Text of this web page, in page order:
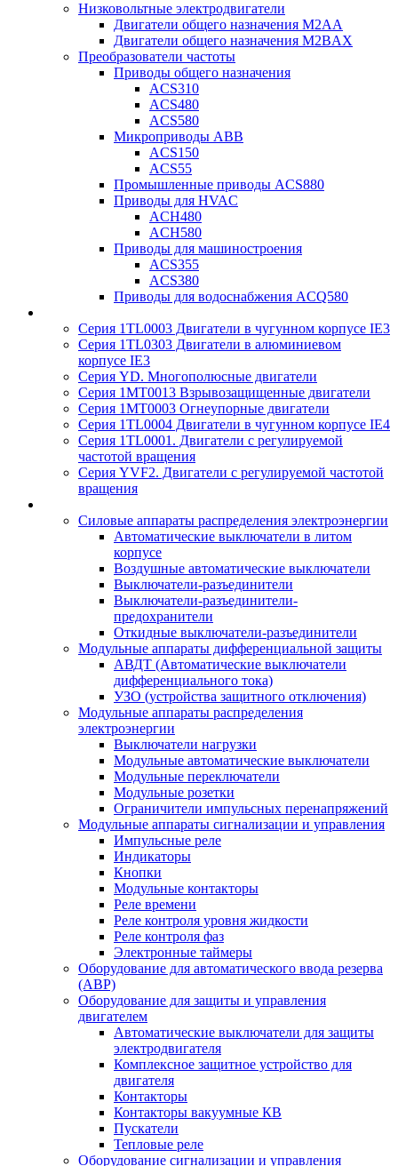
Низковольтные электродвигатели
Двигатели общего назначения M2AA
Двигатели общего назначения M2BAX
Преобразователи частоты
Приводы общего назначения
ACS310
ACS480
ACS580
Микроприводы ABB
ACS150
ACS55
Промышленные приводы ACS880
Приводы для HVAC
ACH480
ACH580
Приводы для машиностроения
ACS355
ACS380
Приводы для водоснабжения ACQ580
Серия 1TL0003 Двигатели в чугунном корпусе IE3
Серия 1TL0303 Двигатели в алюминиевом
корпусе IE3
Серия YD. Многополюсные двигатели
Серия 1MT0013 Взрывозащищенные двигатели
Серия 1MT0003 Огнеупорные двигатели
Серия 1TL0004 Двигатели в чугунном корпусе IE4
Серия 1TL0001. Двигатели с регулируемой
частотой вращения
Серия YVF2. Двигатели с регулируемой частотой
вращения
Силовые аппараты распределения электроэнергии
Автоматические выключатели в литом
корпусе
Воздушные автоматические выключатели
Выключатели-разъединители
Выключатели-разъединители-
предохранители
Откидные выключатели-разъединители
Модульные аппараты дифференциальной защиты
АВДТ (Автоматические выключатели
дифференциального тока)
УЗО (устройства защитного отключения)
Модульные аппараты распределения
электроэнергии
Выключатели нагрузки
Модульные автоматические выключатели
Модульные переключатели
Модульные розетки
Ограничители импульсных перенапряжений
Модульные аппараты сигнализации и управления
Импульсные реле
Индикаторы
Кнопки
Модульные контакторы
Реле времени
Реле контроля уровня жидкости
Реле контроля фаз
Электронные таймеры
Оборудование для автоматического ввода резерва
(АВР)
Оборудование для защиты и управления
двигателем
Автоматические выключатели для защиты
электродвигателя
Комплексное защитное устройство для
двигателя
Контакторы
Контакторы вакуумные КВ
Пускатели
Тепловые реле
Оборудование сигнализации и управления